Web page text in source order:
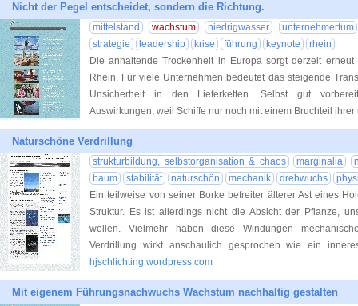
Nicht der Pegel entscheidet, sondern die Richtung.
mittelstand wachstum niedrigwasser
unternehmertum
strategie
leadership krise führung keynote
rhein
Die anhaltende Trockenheit in Europa sorgt derzeit
Rhein. Für viele Unternehmen bedeutet das steigende
Unsicherheit in den Lieferketten. Selbst gut
Auswirkungen, weil Schiffe nur noch mit einem Bruchteil ihrer
Naturschöne Verdrillung
strukturbildung, selbstorganisation & chaos marginalia
baum
stabilität naturschön mechanik drehwuchs
Ein teilweise von seiner Borke befreiter älterer Ast eines
Struktur. Es ist allerdings nicht die Absicht der Pflanze,
wollen. Vielmehr haben diese Windungen
Verdrillung wirkt anschaulich gesprochen wie ein
hjschlichting.wordpress.com
Mit eigenem Führungsnachwuchs Wachstum nachhaltig gestalten